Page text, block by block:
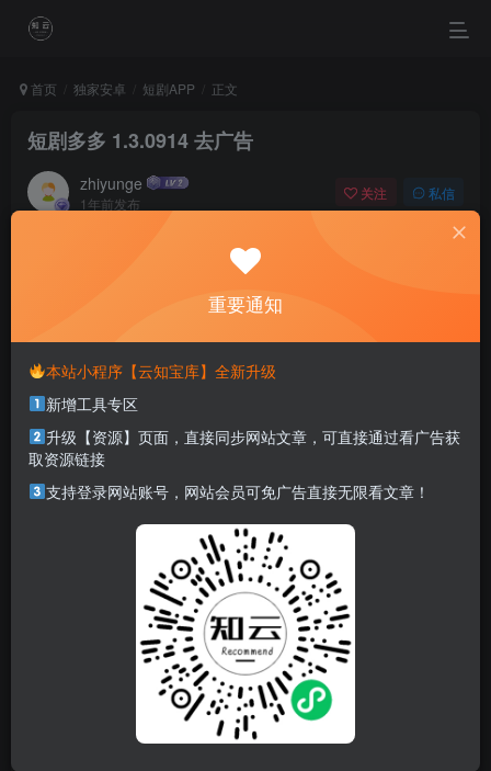
首页 独家安卓 短剧APP 正文
短剧多多 1.3.0914 去广告
zhiyunge
1年前发布
关注 私信
Nobody can go back and start a new beginning, but
anyone can start today and make a new ending.
本站部分资源打包为压缩包以方便分享，涉及较多
解压密码，如果你下载的资源需要解压密码，请点
击解压密码 查看
有部分短剧资源，建议下载另一个“新短剧多多”
重要通知
本站小程序【云知宝库】全新升级
新增工具专区
升级【资源】页面，直接同步网站文章，可直接通过看广告获
取资源链接
支持登录网站账号，网站会员可免广告直接无限看文章！